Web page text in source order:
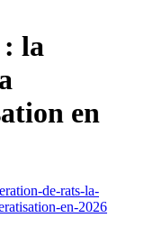
la
en
de-rats-la-
en-2026